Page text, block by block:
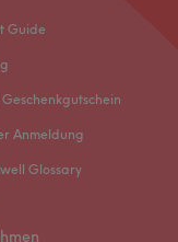
Guide
Anmeldung
Glossary